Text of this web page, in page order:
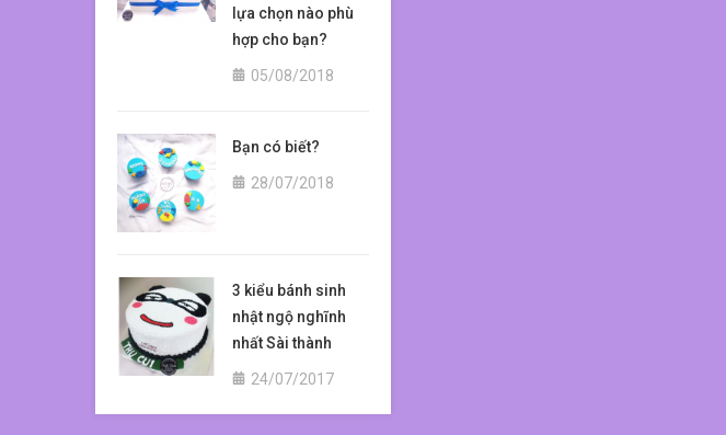
lựa chọn nào phù
hợp cho bạn?
05/08/2018
Bạn có biết?
28/07/2018
3 kiểu bánh sinh
nhật ngộ nghĩnh
nhất Sài thành
24/07/2017